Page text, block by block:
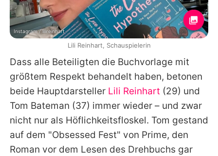
Dass alle Beteiligten die Buchvorlage mit
größtem Respekt behandelt haben, betonen
beide Hauptdarsteller Lili Reinhart (29) und
Tom Bateman (37) immer wieder – und zwar
nicht nur als Höflichkeitsfloskel. Tom gestand
auf dem "Obsessed Fest" von Prime, den
Roman vor dem Lesen des Drehbuchs gar
Instagram / lilireinhart
Lili Reinhart, Schauspielerin